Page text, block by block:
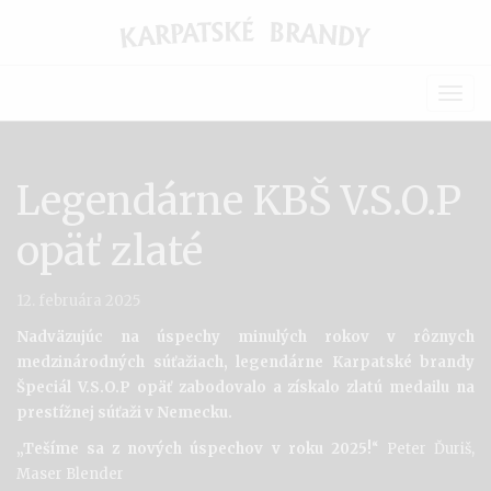
Legendárne KBŠ V.S.O.P
opäť zlaté
Nadväzujúc na úspechy minulých rokov v rôznych
medzinárodných súťažiach, legendárne Karpatské brandy
Špeciál V.S.O.P opäť zabodovalo a získalo zlatú medailu na
prestížnej súťaži v Nemecku.
„Tešíme sa z nových úspechov v roku 2025!“ Peter Ďuriš,
Maser Blender